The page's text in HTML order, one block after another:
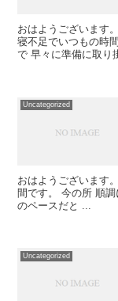
おはようございます
寝不足でいつもの時
で 早々に準備に取り
Uncategorized
おはようございます
間です。 今の所 順
のペースだと ...
Uncategorized